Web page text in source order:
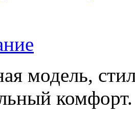
модель,
комфорт.